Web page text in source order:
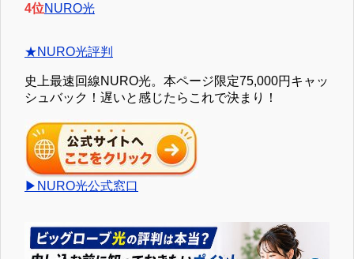
4位NURO光
★NURO光評判
史上最速回線NURO光。本ページ限定75,000円キャッ
シュバック！遅いと感じたらこれで決まり！
▶NURO光公式窓口